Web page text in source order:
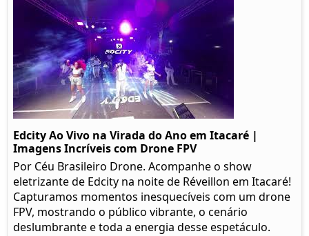
Edcity Ao Vivo na Virada do Ano em Itacaré |
Imagens Incríveis com Drone FPV
Por Céu Brasileiro Drone. Acompanhe o show
eletrizante de Edcity na noite de Réveillon em Itacaré!
Capturamos momentos inesquecíveis com um drone
FPV, mostrando o público vibrante, o cenário
deslumbrante e toda a energia desse espetáculo.